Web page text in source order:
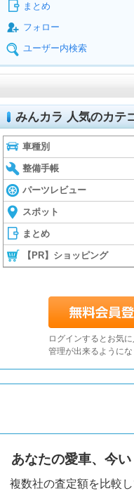
まとめ
フォロー
ユーザー内検索
みんカラ 人気のカテ
車種別
整備手帳
パーツレビュー
スポット
まとめ
【PR】ショッピング
ログインするとお気
管理が出来るようにな
あなたの愛車、今い
複数社の査定額を比較